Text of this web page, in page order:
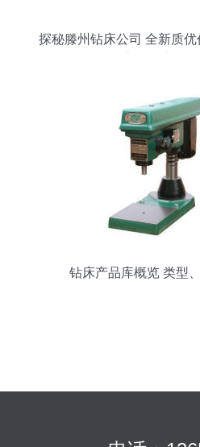
探秘滕州钻床公司 全新质优
钻床产品库概览 类型